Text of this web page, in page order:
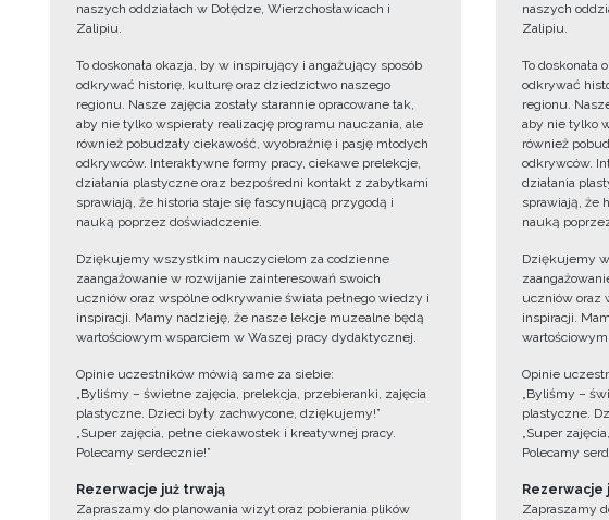
naszych oddziałach w Dołędze, Wierzchosławicach i
Zalipiu.
To doskonała okazja, by w inspirujący i angażujący sposób
odkrywać historię, kulturę oraz dziedzictwo naszego
regionu. Nasze zajęcia zostały starannie opracowane tak,
aby nie tylko wspierały realizację programu nauczania, ale
również pobudzały ciekawość, wyobraźnię i pasję młodych
odkrywców. Interaktywne formy pracy, ciekawe prelekcje,
działania plastyczne oraz bezpośredni kontakt z zabytkami
sprawiają, że historia staje się fascynującą przygodą i
nauką poprzez doświadczenie.
Dziękujemy wszystkim nauczycielom za codzienne
zaangażowanie w rozwijanie zainteresowań swoich
uczniów oraz wspólne odkrywanie świata pełnego wiedzy i
inspiracji. Mamy nadzieję, że nasze lekcje muzealne będą
wartościowym wsparciem w Waszej pracy dydaktycznej.
Opinie uczestników mówią same za siebie:
„Byliśmy – świetne zajęcia, prelekcja, przebieranki, zajęcia
plastyczne. Dzieci były zachwycone, dziękujemy!”
„Super zajęcia, pełne ciekawostek i kreatywnej pracy.
Polecamy serdecznie!”
Rezerwacje już trwają
Zapraszamy do planowania wizyt oraz pobierania plików
naszych
Zalipiu.
To doskonała
odkrywać
regionu.
aby nie tylko
również
odkrywców.
działania
sprawiają, że
nauką
Dziękujemy
uczniów oraz
inspiracji.
Opinie
„Byliśmy –
plastyczne.
„Super
Polecamy
Rezerwacje
Zapraszamy